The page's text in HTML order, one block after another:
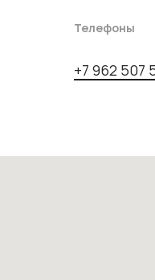
Телефоны
+7 962 507